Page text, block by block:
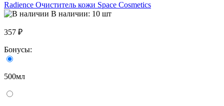
Radience Очиститель кожи Space Cosmetics
В наличии: 10 шт
357 ₽
Бонусы:
500мл